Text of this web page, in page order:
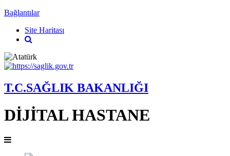
Bağlantılar
Site Haritası
T.C.SAĞLIK BAKANLIĞI
DİJİTAL HASTANE